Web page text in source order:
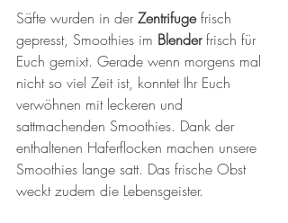
Säfte wurden in der Zentrifuge frisch
gepresst, Smoothies im Blender frisch für
Euch gemixt. Gerade wenn morgens mal
nicht so viel Zeit ist, konntet Ihr Euch
verwöhnen mit leckeren und
sattmachenden Smoothies. Dank der
enthaltenen Haferflocken machen unsere
Smoothies lange satt. Das frische Obst
weckt zudem die Lebensgeister.